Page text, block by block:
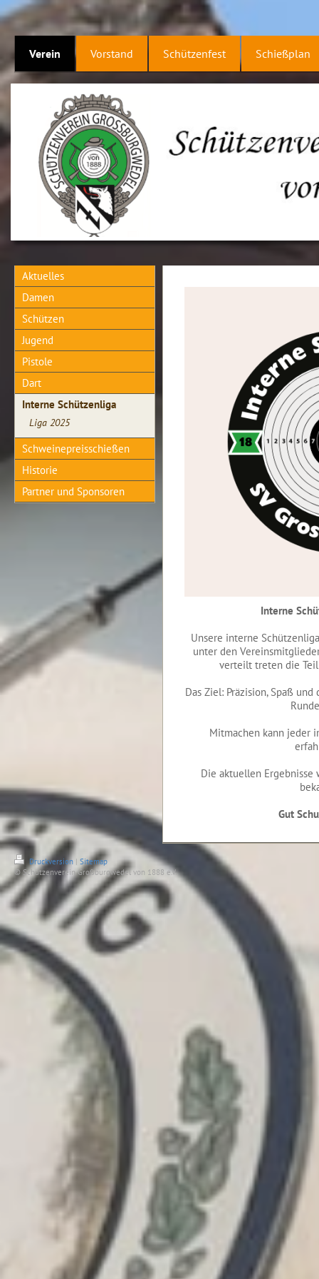
Verein Vorstand Schützenfest Schießplan
Aktuelles
Damen
Schützen
Jugend
Pistole
Dart
Interne Schützenliga
Liga 2025
Schweinepreisschießen
Historie
Partner und Sponsoren
Interne
Unsere interne
unter den
verteilt treten die
Das Ziel: Präzision, Spaß
Mitmachen kann jeder
Die aktuellen
Gut
Druckversion | Sitemap
© Schützenverein Großburgwedel von 1888 e.V.